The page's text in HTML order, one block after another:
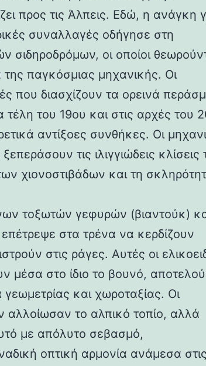
προς τις Άλπεις. Εδώ, η ανάγκη
συναλλαγές οδήγησε στη
σιδηροδρόμων, οι οποίοι
παγκόσμιας μηχανικής. Οι
που διασχίζουν τα ορεινά
του 19ου και στις αρχές του
αντίξοες συνθήκες. Οι
τις ιλιγγιώδεις κλίσεις
χιονοστιβάδων και τη
τοξωτών γεφυρών (βιαντούκ)
στα τρένα να κερδίζουν
στις ράγες. Αυτές οι
μέσα στο ίδιο το βουνό,
και χωροταξίας. Οι
αλλοίωσαν το αλπικό τοπίο, αλλά
με απόλυτο σεβασμό,
οπτική αρμονία ανάμεσα στις